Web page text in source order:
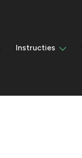
Instructies